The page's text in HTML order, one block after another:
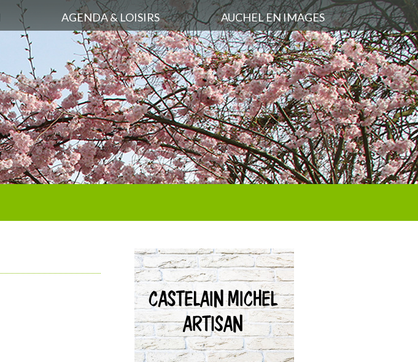
AGENDA & LOISIRS AUCHEL EN IMAGES